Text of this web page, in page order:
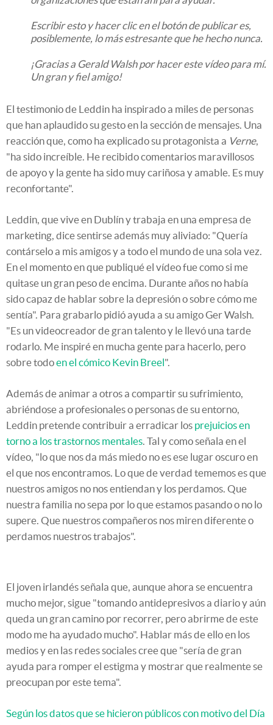
Escribir esto y hacer clic en el botón de publicar es,
posiblemente, lo más estresante que he hecho nunca.
¡Gracias a Gerald Walsh por hacer este vídeo para mí.
Un gran y fiel amigo!
El testimonio de Leddin ha inspirado a miles de personas
que han aplaudido su gesto en la sección de mensajes. Una
reacción que, como ha explicado su protagonista a Verne,
"ha sido increíble. He recibido comentarios maravillosos
de apoyo y la gente ha sido muy cariñosa y amable. Es muy
reconfortante".
Leddin, que vive en Dublín y trabaja en una empresa de
marketing, dice sentirse además muy aliviado: "Quería
contárselo a mis amigos y a todo el mundo de una sola vez.
En el momento en que publiqué el vídeo fue como si me
quitase un gran peso de encima. Durante años no había
sido capaz de hablar sobre la depresión o sobre cómo me
sentía". Para grabarlo pidió ayuda a su amigo Ger Walsh.
"Es un videocreador de gran talento y le llevó una tarde
rodarlo. Me inspiré en mucha gente para hacerlo, pero
sobre todoen el cómico Kevin Breel".
Además de animar a otros a compartir su sufrimiento,
abriéndose a profesionales o personas de su entorno,
Leddin pretende contribuir a erradicar los prejuicios en
torno a los trastornos mentales. Tal y como señala en el
vídeo, "lo que nos da más miedo no es ese lugar oscuro en
el que nos encontramos. Lo que de verdad tememos es que
nuestros amigos no nos entiendan y los perdamos. Que
nuestra familia no sepa por lo que estamos pasando o no lo
supere. Que nuestros compañeros nos miren diferente o
perdamos nuestros trabajos".
El joven irlandés señala que, aunque ahora se encuentra
mucho mejor, sigue "tomando antidepresivos a diario y aún
queda un gran camino por recorrer, pero abrirme de este
modo me ha ayudado mucho". Hablar más de ello en los
medios y en las redes sociales cree que "sería de gran
ayuda para romper el estigma y mostrar que realmente se
preocupan por este tema".
Según los datos que se hicieron públicos con motivo del Día